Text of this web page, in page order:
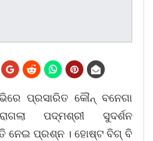
ପ୍ରସାରିତ କୌନ୍ ବନେଗା
ପଦ୍ମଶ୍ରୀ ସୁଦର୍ଶନ
ନେଇ ପ୍ରଶ୍ନ । ହୋଷ୍ଟ ବିଗ୍ ବି